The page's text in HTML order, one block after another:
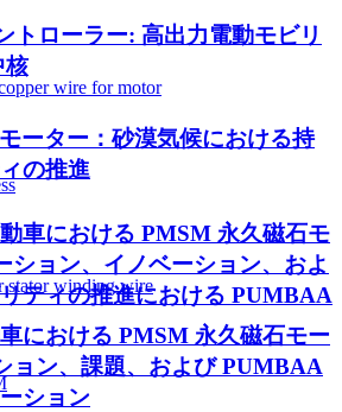
トローラー: 高出力電動モビリ
核
ーター：砂漠気候における持
の推進
車における PMSM 永久磁石モ
ション、イノベーション、およ
ティの推進における PUMBAA
における PMSM 永久磁石モー
ョン、課題、および PUMBAA
ション